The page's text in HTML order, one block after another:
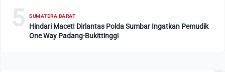
5 SUMATERA BARAT
Hindari Macet! Dirlantas Polda Sumbar Ingatkan Pemudik
One Way Padang-Bukittinggi